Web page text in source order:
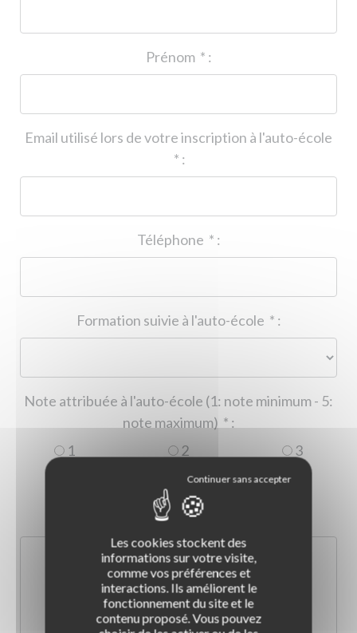
* :
Email utilisé lors de votre inscription à l'auto-école
* :
* :
* :
Note attribuée à l'auto-école (1: note minimum - 5:
* :
1
2
3
5
Les cookies stockent des
informations sur votre visite,
comme vos préférences et
interactions. Ils améliorent le
fonctionnement du site et le
contenu proposé. Vous pouvez